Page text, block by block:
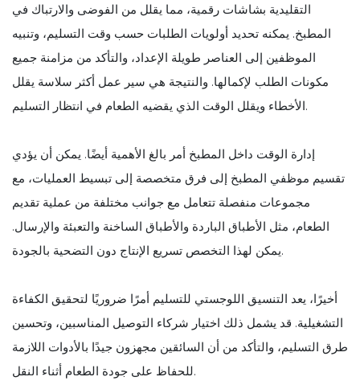
التقليدية بشاشات رقمية، مما يقلل من الفوضى والارتباك في
المطبخ. يمكنه تحديد أولويات الطلبات حسب وقت التسليم، وتنبيه
الموظفين إلى العناصر طويلة الإعداد، والتأكد من مزامنة جميع
مكونات الطلب لإكمالها. والنتيجة هي سير عمل أكثر سلاسة يقلل
الأخطاء ويقلل الوقت الذي يقضيه الطعام في انتظار التسليم.
إدارة الوقت داخل المطبخ أمر بالغ الأهمية أيضًا. يمكن أن يؤدي
تقسيم موظفي المطبخ إلى فرق متخصصة إلى تبسيط العمليات، مع
مجموعات منفصلة تتعامل مع جوانب مختلفة من عملية تقديم
الطعام، مثل الأطباق الباردة والأطباق الساخنة والتعبئة والإرسال.
يمكن لهذا التخصص تسريع الإنتاج دون التضحية بالجودة.
أخيرًا، يعد التنسيق اللوجستي للتسليم أمرًا ضروريًا لتحقيق الكفاءة
التشغيلية. قد يشمل ذلك اختيار شركاء التوصيل المناسبين، وتحسين
طرق التسليم، والتأكد من أن السائقين مجهزون جيدًا بالأدوات اللازمة
للحفاظ على جودة الطعام أثناء النقل.